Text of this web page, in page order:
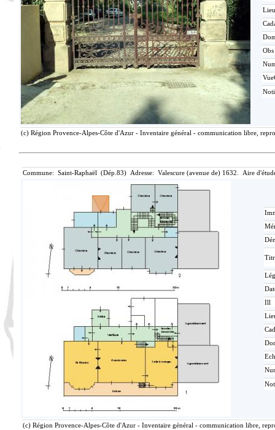
Obs
(c) Région Provence-Alpes-Côte d'Azur - Inventaire général - communication libre,
Commune: Saint-Raphaël (Dép.83) Adresse: Valescure (avenue de) 1632. Aire
Ill
(c) Région Provence-Alpes-Côte d'Azur - Inventaire général - communication libre,